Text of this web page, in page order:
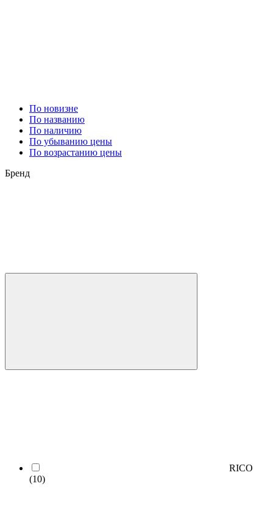
По новизне
По названию
По наличию
По убыванию цены
По возрастанию цены
Бренд
RICO
(10)